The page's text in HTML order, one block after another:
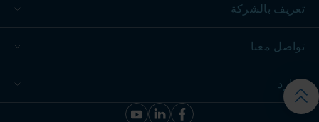
تعريف بالشركة
تواصل معنا
موارد